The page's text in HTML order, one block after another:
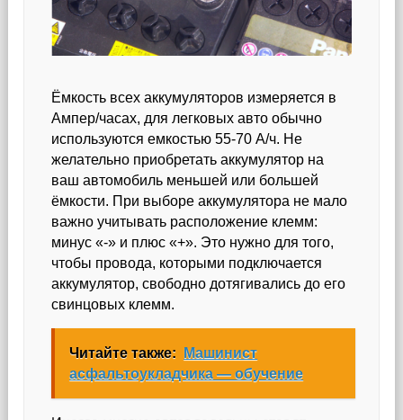
Ёмкость всех аккумуляторов измеряется в
Ампер/часах, для легковых авто обычно
используются емкостью 55-70 А/ч. Не
желательно приобретать аккумулятор на
ваш автомобиль меньшей или большей
ёмкости. При выборе аккумулятора не мало
важно учитывать расположение клемм:
минус «-» и плюс «+». Это нужно для того,
чтобы провода, которыми подключается
аккумулятор, свободно дотягивались до его
свинцовых клемм.
Читайте также:
Машинист
асфальтоукладчика — обучение